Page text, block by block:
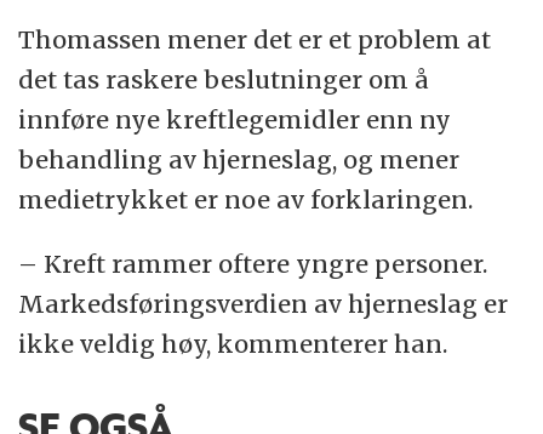
Thomassen mener det er et problem at
det tas raskere beslutninger om å
innføre nye kreftlegemidler enn ny
behandling av hjerneslag, og mener
medietrykket er noe av forklaringen.
– Kreft rammer oftere yngre personer.
Markedsføringsverdien av hjerneslag er
ikke veldig høy, kommenterer han.